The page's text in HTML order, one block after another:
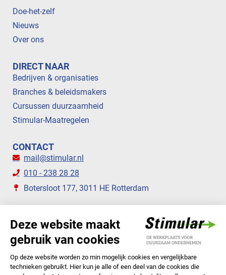
Doe-het-zelf
Nieuws
Over ons
DIRECT NAAR
Bedrijven & organisaties
Branches & beleidsmakers
Cursussen duurzaamheid
Stimular-Maatregelen
CONTACT
mail@stimular.nl
010 - 238 28 28
Botersloot 177, 3011 HE Rotterdam
STIMULAR NIEUWSBRIEVEN
ABONNEER NU